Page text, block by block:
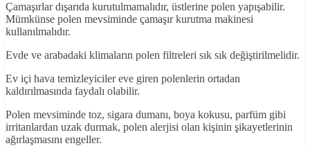
Çamaşırlar dışarıda kurutulmamalıdır, üstlerine polen yapışabilir.
Mümkünse polen mevsiminde çamaşır kurutma makinesi
kullanılmalıdır.
Evde ve arabadaki klimaların polen filtreleri sık sık değiştirilmelidir.
Ev içi hava temizleyiciler eve giren polenlerin ortadan
kaldırılmasında faydalı olabilir.
Polen mevsiminde toz, sigara dumanı, boya kokusu, parfüm gibi
irritanlardan uzak durmak, polen alerjisi olan kişinin şikayetlerinin
ağırlaşmasını engeller.